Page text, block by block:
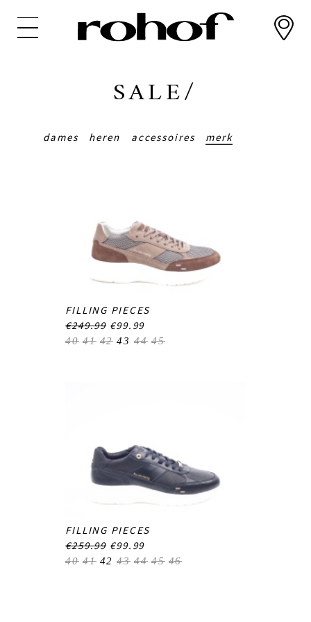
SALE/
dames heren accessoires merk
FILLING PIECES
€249.99 €99.99
40 41 42 43 44 45
FILLING PIECES
€259.99 €99.99
40 41 42 43 44 45 46